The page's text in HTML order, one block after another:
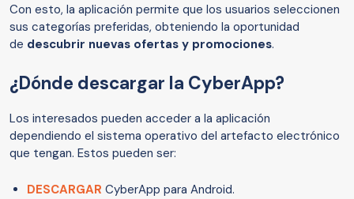
Con esto, la aplicación permite que los usuarios seleccionen
sus categorías preferidas, obteniendo la oportunidad
de descubrir nuevas ofertas y promociones.
¿Dónde descargar la CyberApp?
Los interesados pueden acceder a la aplicación
dependiendo el sistema operativo del artefacto electrónico
que tengan. Estos pueden ser:
DESCARGAR CyberApp para Android.